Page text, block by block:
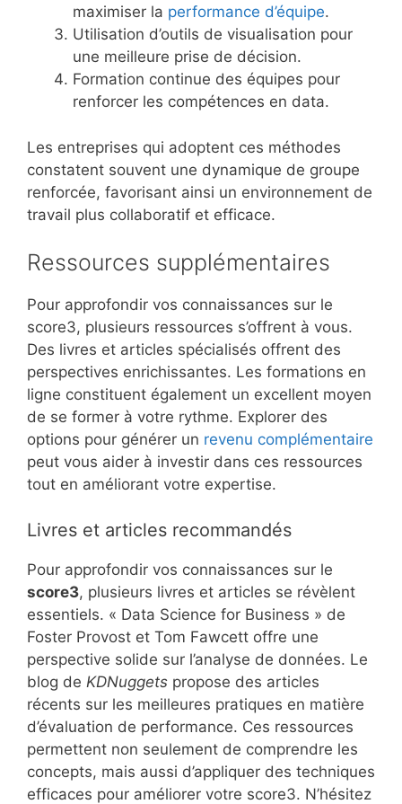
maximiser la performance d’équipe.
Utilisation d’outils de visualisation pour
une meilleure prise de décision.
Formation continue des équipes pour
renforcer les compétences en data.
Les entreprises qui adoptent ces méthodes
constatent souvent une dynamique de groupe
renforcée, favorisant ainsi un environnement de
travail plus collaboratif et efficace.
Ressources supplémentaires
Pour approfondir vos connaissances sur le
score3, plusieurs ressources s’offrent à vous.
Des livres et articles spécialisés offrent des
perspectives enrichissantes. Les formations en
ligne constituent également un excellent moyen
de se former à votre rythme. Explorer des
options pour générer un revenu complémentaire
peut vous aider à investir dans ces ressources
tout en améliorant votre expertise.
Livres et articles recommandés
Pour approfondir vos connaissances sur le
score3, plusieurs livres et articles se révèlent
essentiels. « Data Science for Business » de
Foster Provost et Tom Fawcett offre une
perspective solide sur l’analyse de données. Le
blog de KDNuggets propose des articles
récents sur les meilleures pratiques en matière
d’évaluation de performance. Ces ressources
permettent non seulement de comprendre les
concepts, mais aussi d’appliquer des techniques
efficaces pour améliorer votre score3. N’hésitez